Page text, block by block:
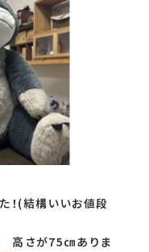
！(結構いいお値段
高さが75㎝ありま